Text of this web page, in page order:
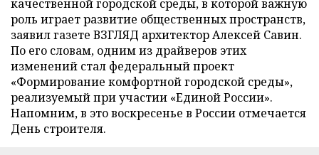
качественной городской среды, в которой важную
роль играет развитие общественных пространств,
заявил газете ВЗГЛЯД архитектор Алексей Савин.
По его словам, одним из драйверов этих
изменений стал федеральный проект
«Формирование комфортной городской среды»,
реализуемый при участии «Единой России».
Напомним, в это воскресенье в России отмечается
День строителя.